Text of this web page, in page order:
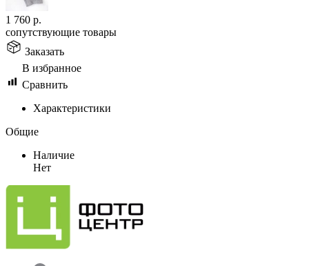
1 760 р.
сопутствующие товары
Заказать
В избранное
Сравнить
Характеристики
Общие
Наличие
Нет